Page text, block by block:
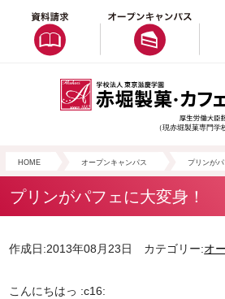
（現赤堀製菓専門
HOME オープンキャンパス プリンがパ
プリンがパフェに大変身！
作成日:2013年08月23日 カテゴリー:オ
こんにちはっ :c16: